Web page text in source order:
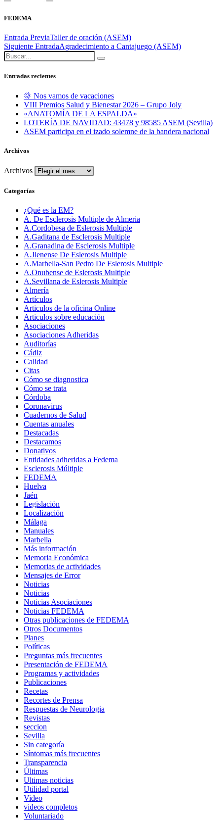
FEDEMA
Entrada PreviaTaller de oración (ASEM)
Siguiente EntradaAgradecimiento a Cantajuego (ASEM)
Entradas recientes
🌞 Nos vamos de vacaciones
VIII Premios Salud y Bienestar 2026 – Grupo Joly
«ANATOMÍA DE LA ESPALDA»
LOTERÍA DE NAVIDAD: 43478 y 98585 ASEM (Sevilla)
ASEM participa en el izado solemne de la bandera nacional
Archivos
Archivos
Categorías
¿Qué es la EM?
A. De Esclerosis Multiple de Almeria
A.Cordobesa de Eslerosis Multiple
A.Gaditana de Esclerosis Multiple
A.Granadina de Esclerosis Multiple
A.Jienense De Eslerosis Multiple
A.Marbella-San Pedro De Eslerosis Multiple
A.Onubense de Eslerosis Multiple
A.Sevillana de Eslerosis Multiple
Almería
Artículos
Articulos de la oficina Online
Articulos sobre educación
Asociaciones
Asociaciones Adheridas
Auditorías
Cádiz
Calidad
Citas
Cómo se diagnostica
Cómo se trata
Córdoba
Coronavirus
Cuadernos de Salud
Cuentas anuales
Destacadas
Destacamos
Donativos
Entidades adheridas a Fedema
Esclerosis Múltiple
FEDEMA
Huelva
Jaén
Legislación
Localización
Málaga
Manuales
Marbella
Más información
Memoria Económica
Memorias de actividades
Mensajes de Error
Noticias
Noticias
Noticias Asociaciones
Noticias FEDEMA
Otras publicaciones de FEDEMA
Otros Documentos
Planes
Políticas
Preguntas más frecuentes
Presentación de FEDEMA
Programas y actividades
Publicaciones
Recetas
Recortes de Prensa
Respuestas de Neurologia
Revistas
seccion
Sevilla
Sin categoría
Síntomas más frecuentes
Transparencia
Últimas
Ultimas noticias
Utilidad portal
Video
videos completos
Voluntariado